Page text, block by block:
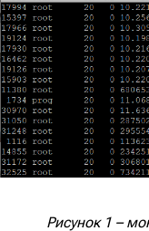
Рисунок 1 –